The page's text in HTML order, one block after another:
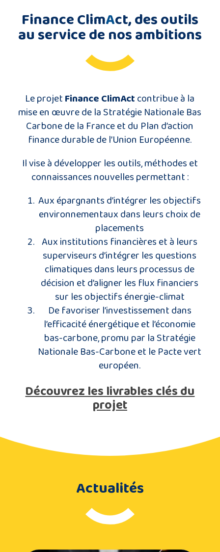
Finance ClimAct, des outils
au service de nos ambitions
Le projet Finance ClimAct contribue à la
mise en œuvre de la Stratégie Nationale Bas
Carbone de la France et du Plan d’action
finance durable de l’Union Européenne.
Il vise à développer les outils, méthodes et
connaissances nouvelles permettant :
Aux épargnants d’intégrer les objectifs
environnementaux dans leurs choix de
placements
Aux institutions financières et à leurs
superviseurs d’intégrer les questions
climatiques dans leurs processus de
décision et d’aligner les flux financiers
sur les objectifs énergie-climat
De favoriser l’investissement dans
l’efficacité énergétique et l’économie
bas-carbone, promu par la Stratégie
Nationale Bas-Carbone et le Pacte vert
européen.
Découvrez les livrables clés du
projet
Actualités